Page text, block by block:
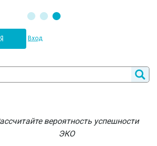
Вход
вероятность успешности
ЭКО